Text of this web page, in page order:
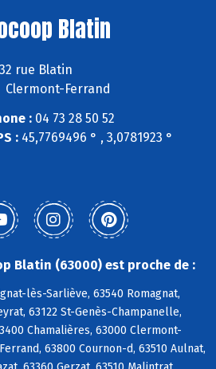
Blatin
32 rue Blatin
Clermont-Ferrand
:04 73 28 50 52
: 45,7769496 ° , 3,0781923 °
Blatin (63000) est proche de :
lès-Sarliève, 63540 Romagnat,
63122 St-Genès-Champanelle,
Chamalières, 63000 Clermont-
63800 Cournon-d, 63510 Aulnat,